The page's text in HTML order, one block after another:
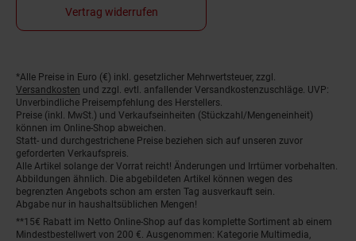
Vertrag widerrufen
Fußnoten
*Alle Preise in Euro (€) inkl. gesetzlicher Mehrwertsteuer, zzgl.
Versandkosten und zzgl. evtl. anfallender Versandkostenzuschläge. UVP:
Unverbindliche Preisempfehlung des Herstellers.
Preise (inkl. MwSt.) und Verkaufseinheiten (Stückzahl/Mengeneinheit)
können im Online-Shop abweichen.
Statt- und durchgestrichene Preise beziehen sich auf unseren zuvor
geforderten Verkaufspreis.
Alle Artikel solange der Vorrat reicht! Änderungen und Irrtümer vorbehalten.
Abbildungen ähnlich. Die abgebildeten Artikel können wegen des
begrenzten Angebots schon am ersten Tag ausverkauft sein.
Abgabe nur in haushaltsüblichen Mengen!
**15€ Rabatt im Netto Online-Shop auf das komplette Sortiment ab einem
Mindestbestellwert von 200 €. Ausgenommen: Kategorie Multimedia,